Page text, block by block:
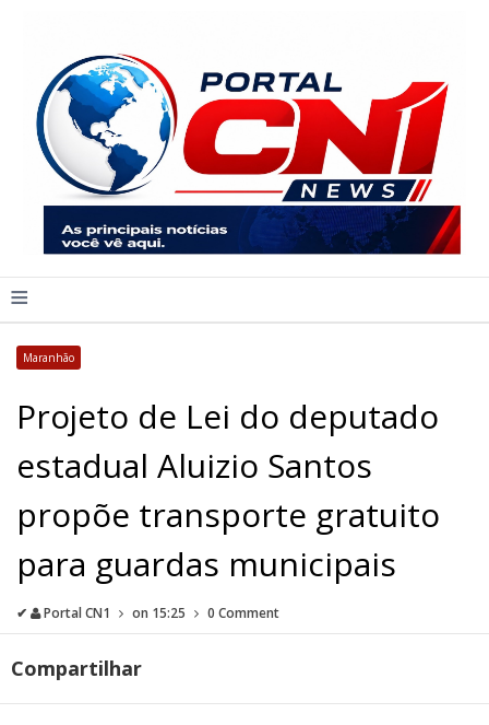
≡
Maranhão
Projeto de Lei do deputado
estadual Aluizio Santos
propõe transporte gratuito
para guardas municipais
✔ Portal CN1 on 15:25 0 Comment
Compartilhar